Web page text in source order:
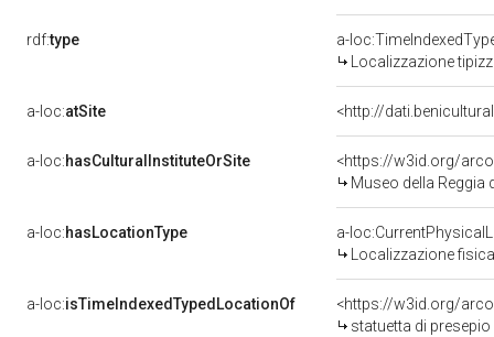
rdf:type
a-
Localizzazione
a-loc:atSite <http://
a-loc:hasCulturalInstituteOrSite
<https://w3id.org/
Museo della Reggia
a-loc:hasLocationType
a-
Localizzazione
a-loc:isTimeIndexedTypedLocationOf
<https://w3id.org/
statuetta di